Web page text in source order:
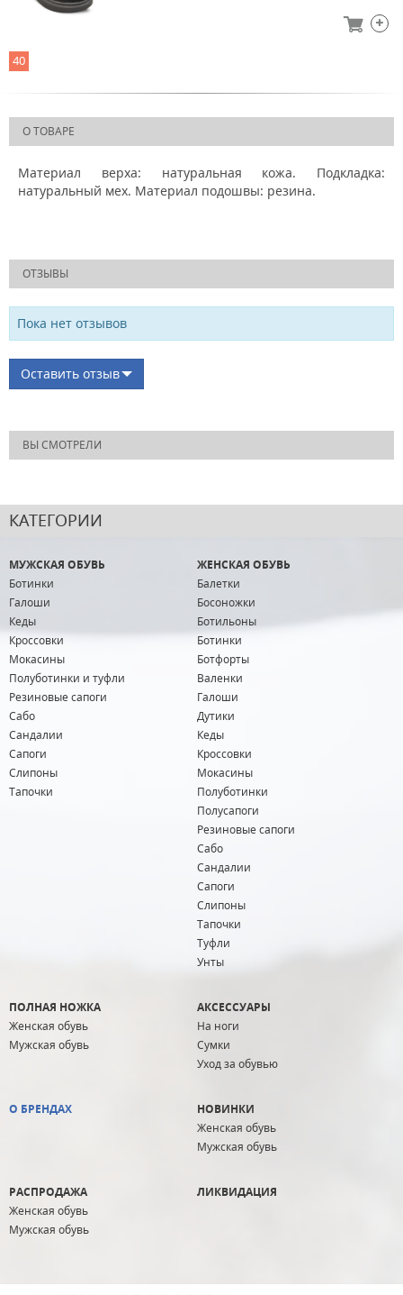
40
О ТОВАРЕ
Материал верха: натуральная кожа. Подкладка:
натуральный мех. Материал подошвы: резина.
ОТЗЫВЫ
Пока нет отзывов
Оставить отзыв
ВЫ СМОТРЕЛИ
КАТЕГОРИИ
МУЖСКАЯ ОБУВЬ
Ботинки
Галоши
Кеды
Кроссовки
Мокасины
Полуботинки и туфли
Резиновые сапоги
Сабо
Сандалии
Сапоги
Слипоны
Тапочки
ЖЕНСКАЯ ОБУВЬ
Балетки
Босоножки
Ботильоны
Ботинки
Ботфорты
Валенки
Галоши
Дутики
Кеды
Кроссовки
Мокасины
Полуботинки
Полусапоги
Резиновые сапоги
Сабо
Сандалии
Сапоги
Слипоны
Тапочки
Туфли
Унты
ПОЛНАЯ НОЖКА
Женская обувь
Мужская обувь
АКСЕССУАРЫ
На ноги
Сумки
Уход за обувью
О БРЕНДАХ
НОВИНКИ
Женская обувь
Мужская обувь
РАСПРОДАЖА
Женская обувь
Мужская обувь
ЛИКВИДАЦИЯ